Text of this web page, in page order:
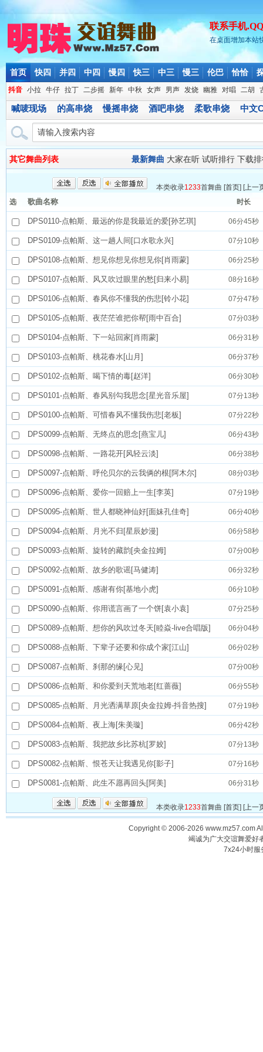
联系手机
在桌面增加本站
首页 快四 并四 中四 慢四 快三 中三 慢三 伦巴 恰恰
抖音 小拉 牛仔 拉丁 二步摇 新年 中秋 女声 男声 发烧 幽雅 对唱 二胡
喊唛现场 的高串烧 慢摇串烧 酒吧串烧 柔歌串烧 中文
其它舞曲列表 最新舞曲 大家在听 试听排行 下载
本类收录1233首舞曲 [首页] [上一
选
歌曲名称 时长
DPS0110-点帕斯、最远的你是我最近的爱[孙艺琪] 06分45秒
DPS0109-点帕斯、这一趟人间[口水歌永兴] 07分10秒
DPS0108-点帕斯、想见你想见你想见你[肖雨蒙] 06分25秒
DPS0107-点帕斯、风又吹过眼里的愁[归来小易] 08分16秒
DPS0106-点帕斯、春风你不懂我的伤悲[铃小花] 07分47秒
DPS0105-点帕斯、夜茫茫谁把你帮[雨中百合] 07分03秒
DPS0104-点帕斯、下一站回家[肖雨蒙] 06分31秒
DPS0103-点帕斯、桃花春水[山月] 06分37秒
DPS0102-点帕斯、喝下情的毒[赵洋] 06分30秒
DPS0101-点帕斯、春风别勾我思念[星光音乐屋] 07分13秒
DPS0100-点帕斯、可惜春风不懂我伤悲[老板] 07分22秒
DPS0099-点帕斯、无终点的思念[燕宝儿] 06分43秒
DPS0098-点帕斯、一路花开[风轻云淡] 06分38秒
DPS0097-点帕斯、呼伦贝尔的云我俩的根[阿木尔] 08分03秒
DPS0096-点帕斯、爱你一回赔上一生[李英] 07分19秒
DPS0095-点帕斯、世人都晓神仙好[面妹孔佳奇] 06分40秒
DPS0094-点帕斯、月光不归[星辰妙漫] 06分58秒
DPS0093-点帕斯、旋转的藏韵[央金拉姆] 07分00秒
DPS0092-点帕斯、故乡的歌谣[马健涛] 06分32秒
DPS0091-点帕斯、感谢有你[基地小虎] 06分10秒
DPS0090-点帕斯、你用谎言画了一个饼[袁小袁] 07分25秒
DPS0089-点帕斯、想你的风吹过冬天[睦焱-live合唱版] 06分04秒
DPS0088-点帕斯、下辈子还要和你成个家[江山] 06分02秒
DPS0087-点帕斯、刹那的缘[心见] 07分00秒
DPS0086-点帕斯、和你爱到天荒地老[红蔷薇] 06分55秒
DPS0085-点帕斯、月光洒满草原[央金拉姆-抖音热搜] 07分19秒
DPS0084-点帕斯、夜上海[朱美璇] 06分42秒
DPS0083-点帕斯、我把故乡比苏杭[罗姣] 07分13秒
DPS0082-点帕斯、恨苍天让我遇见你[影子] 07分16秒
DPS0081-点帕斯、此生不愿再回头[阿美] 06分31秒
本类收录1233首舞曲 [首页] [上一
Copyright © 2006-2026 www.mz57.com
竭诚为广大交谊舞爱好
7x24小时服